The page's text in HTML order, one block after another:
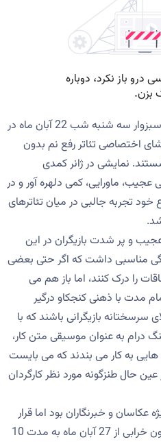
شماری از خبرنگاران و عکاسان سبزوار سه شنبه شب 22 آبان ماه در
اختصاصی تئاتر رفع نم بدون
نمایشی در ژانر کمدی
ماورایی، کمی دلهره آور و در
تجربه جالبی در میان تئاترهای
و پر شدت بازیگران در این
مناسبی داشت که اگر حتی بعضی
را درک کنند، اما باز هم می
مدت با ذهنی کنجکاو درگیر
بازیگرانی باشند که با
درام به عنوان موسیقی متن کار،
به کار می بندند که می بایست
حال طنزگونه مورد نظر کارگردان
و خبرنگاران بود اما قرار
است اجرای عموم تئاتر رفع نم بدون خرابی از 27 آبان ماه به مدت 10